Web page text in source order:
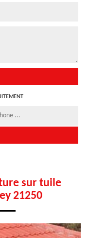
sur tuile
21250